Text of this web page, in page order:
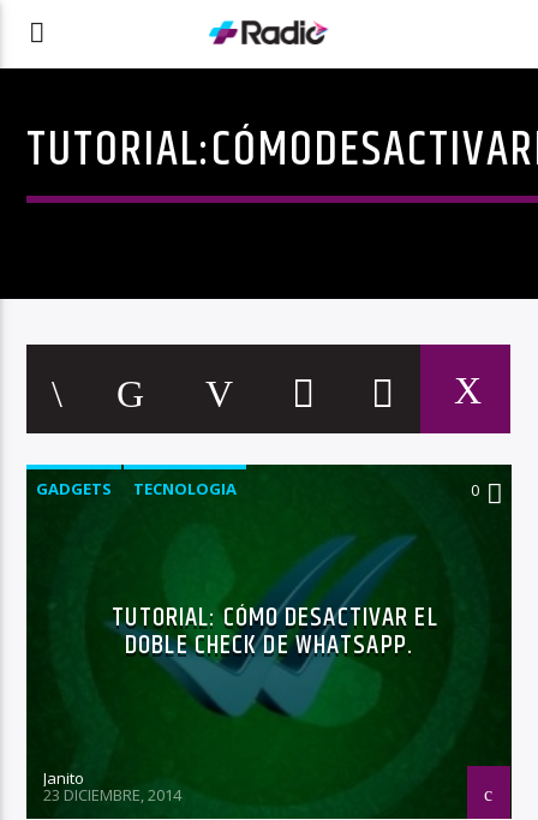
GADGETS TECNOLOGIA 0
TUTORIAL: CÓMO DESACTIVAR EL
DOBLE CHECK DE WHATSAPP.
Janito
23 DICIEMBRE, 2014